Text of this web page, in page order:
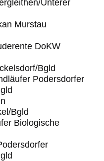
Unterer
Murstau
DoKW
Bgld
Podersdorfer
Bgld
Biologische